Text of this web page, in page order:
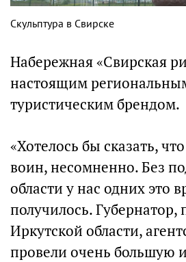
Скульптура в Свирске
Набережная «Свирская
настоящим
туристическим брендом.
«Хотелось бы сказать,
воин, несомненно. Без
области у нас одних это
получилось. Губернатор,
Иркутской области,
провели очень большую